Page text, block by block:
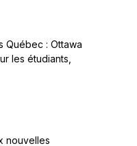
Québec : Ottawa
les étudiants,
nouvelles